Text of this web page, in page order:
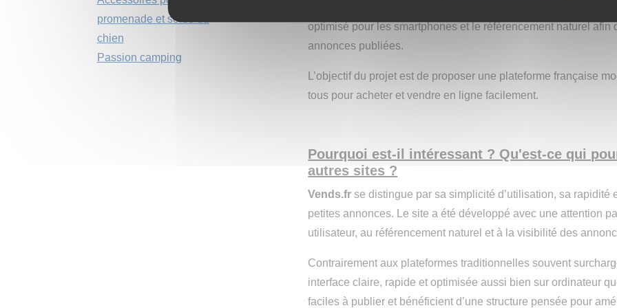
optimisé pour les smartphones et le référencement naturel afin
annonces publiées.
L’objectif du projet est de proposer une plateforme française
tous pour acheter et vendre en ligne facilement.
Pourquoi est-il intéressant ? Qu'est-ce qui
autres sites ?
Vends.frse distingue par sa simplicité d’utilisation, sa rapidité
petites annonces. Le site a été développé avec une attention
utilisateur, au référencement naturel et à la visibilité des
Contrairement aux plateformes traditionnelles souvent
interface claire, rapide et optimisée aussi bien sur ordinateur
faciles à publier et bénéficient d’une structure pensée pour
promenade et sortie du
chien
Passion camping